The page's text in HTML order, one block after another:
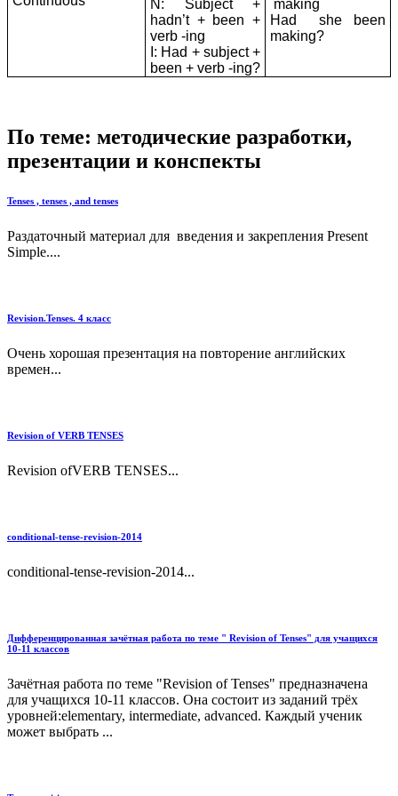
N: Subject +
hadn’t + been +
verb -ing
I: Had + subject +
been + verb -ing?
making
Had she been
making?
По теме: методические разработки,
презентации и конспекты
Tenses , tenses , and tenses
Раздаточный материал для введения и закрепления Present
Simple....
Revision.Tenses. 4 класс
Очень хорошая презентация на повторение английских
времен...
Revision of VERB TENSES
Revision ofVERB TENSES...
conditional-tense-revision-2014
conditional-tense-revision-2014...
Дифференцированная зачётная работа по теме " Revision of Tenses" для учащихся
10-11 классов
Зачётная работа по теме "Revision of Tenses" предназначена
для учащихся 10-11 классов. Она состоит из заданий трёх
уровней:elementary, intermediate, advanced. Каждый ученик
может выбрать ...